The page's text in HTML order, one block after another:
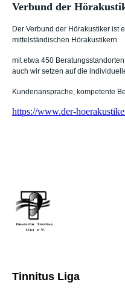
Verbund der
Der Verbund der Hörakustiker ist
mittelständischen Hörakustikern
mit etwa 450
auch wir setzen auf die
Kundenansprache, kompetente
https://www.der-
Tinnitus Liga